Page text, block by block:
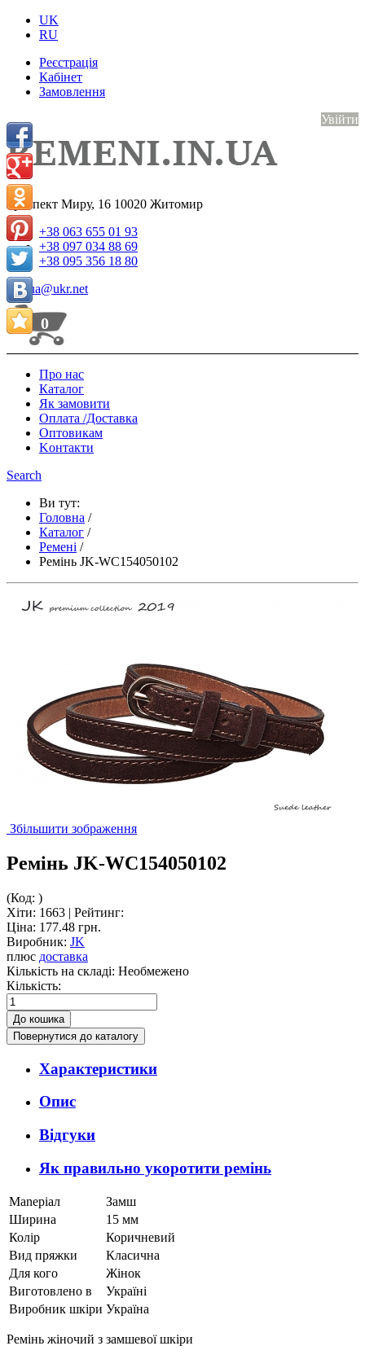
UK
RU
Реєстрація
Кабінет
Замовлення
Увійти
проспект Миру, 16 10020 Житомир
+38 063 655 01 93
+38 097 034 88 69
+38 095 356 18 80
belt.ua@ukr.net
0
Про нас
Каталог
Як замовити
Оплата /Доставка
Оптовикам
Kонтакти
Search
Ви тут:
Головна /
Каталог /
Ремені /
Ремінь JK-WC154050102
Збільшити зображення
Ремінь JK-WC154050102
(Код: )
Хіти: 1663 | Рейтинг:
Ціна: 177.48 грн.
Виробник: JK
плюс доставка
Кількість на складі: Необмежено
Кількість:
Характеристики
Опис
Відгуки
Як правильно укоротити ремінь
Маnеріал
Замш
Ширина
15 мм
Колір
Коричневий
Вид пряжки
Класична
Для кого
Жінок
Виготовлено в
Україні
Виробник шкіри Україна
Ремінь жіночий з замшевої шкіри